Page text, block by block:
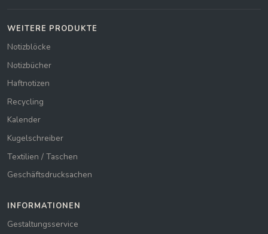
WEITERE PRODUKTE
Notizblöcke
Notizbücher
Haftnotizen
Recycling
Kalender
Kugelschreiber
Textilien / Taschen
Geschäftsdrucksachen
INFORMATIONEN
Gestaltungsservice